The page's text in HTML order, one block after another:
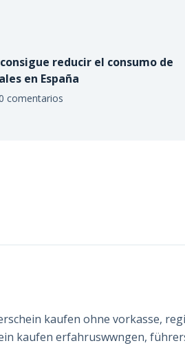
reducir el consumo de
en España
comentarios
kaufen ohne vorkasse,
kaufen erfahruswwngen,